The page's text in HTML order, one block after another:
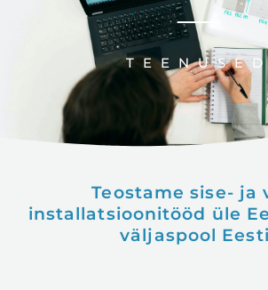
Teostame sise- ja
installatsioonitööd üle
väljaspool